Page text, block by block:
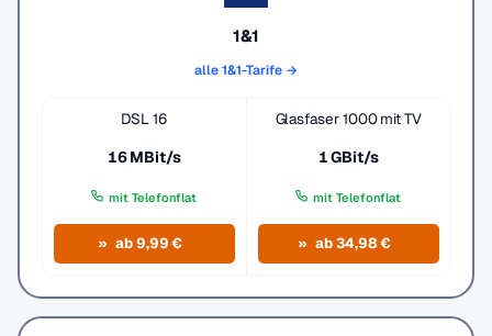
1&1
alle 1&1-Tarife →
DSL 16
16 MBit/s
mit Telefonflat
ab 9,99 €
Glasfaser 1000 mit TV
1 GBit/s
mit Telefonflat
ab 34,98 €